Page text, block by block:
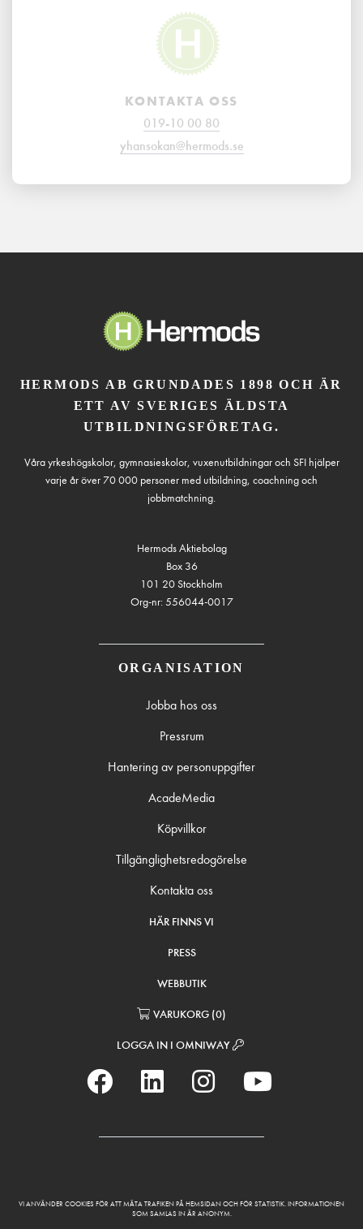
KONTAKTA OSS
019-10 00 80
yhansokan@hermods.se
HERMODS AB GRUNDADES 1898 OCH ÄR
ETT AV SVERIGES ÄLDSTA
UTBILDNINGSFÖRETAG.
Våra yrkeshögskolor, gymnasieskolor, vuxenutbildningar och SFI hjälper
varje år över 70 000 personer med utbildning, coachning och
jobbmatchning.
Hermods Aktiebolag
Box 36
101 20 Stockholm
Org-nr: 556044-0017
ORGANISATION
Jobba hos oss
Pressrum
Hantering av personuppgifter
AcadeMedia
Köpvillkor
Tillgänglighetsredogörelse
Kontakta oss
HÄR FINNS VI
PRESS
WEBBUTIK
VARUKORG (0)
LOGGA IN I OMNIWAY
VI ANVÄNDER COOKIES FÖR ATT MÄTA TRAFIKEN PÅ HEMSIDAN OCH FÖR STATISTIK. INFORMATIONEN
SOM SAMLAS IN ÄR ANONYM.